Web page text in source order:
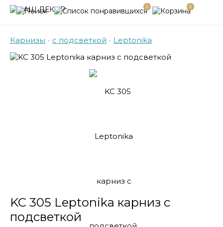
0 0
Карнизы • с подсветкой • Leptonika
KC 305 Leptonika карниз с
подсветкой